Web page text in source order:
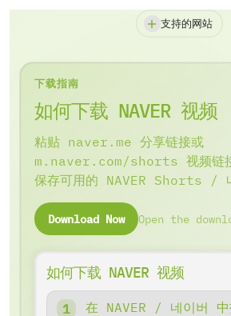
支持的网站
下载指南
如何下载 NAVER 视频
粘贴 naver.me 分享链接或
m.naver.com/shorts 视频链接
保存可用的 NAVER Shorts /
Download Now Open the
如何下载 NAVER 视频
在 NAVER / 네이버 中